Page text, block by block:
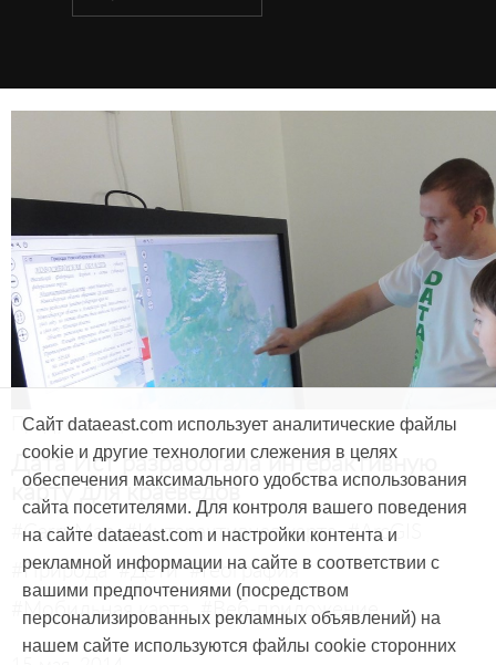
Продукты и услуги
Дата Ист разработала интерактивную
карту для краеведов
#CarryMap #Интерактивная карта #ArcGIS
#Природа #Дети #География
#Мобильная карта #Веб-приложение
Сайт dataeast.com использует аналитические файлы
cookie и другие технологии слежения в целях
обеспечения максимального удобства использования
сайта посетителями. Для контроля вашего поведения
на сайте dataeast.com и настройки контента и
рекламной информации на сайте в соответствии с
вашими предпочтениями (посредством
персонализированных рекламных объявлений) на
нашем сайте используются файлы cookie сторонних